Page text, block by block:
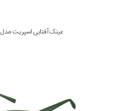
عینک آفتابی اسپریت مدل ET40094/547